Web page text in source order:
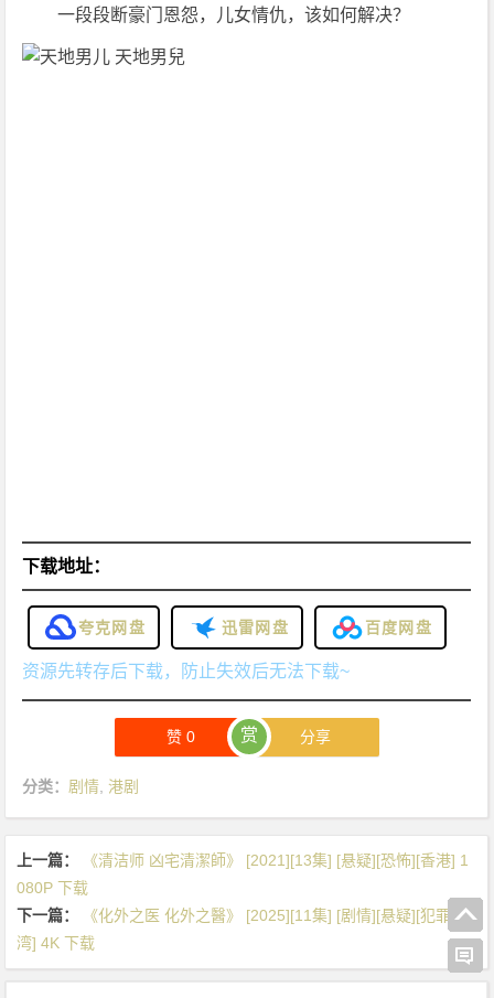
一段段断豪门恩怨，儿女情仇，该如何解决？
下载地址：
夸克网盘 迅雷网盘 百度网盘
资源先转存后下载，防止失效后无法下载~
赞0 赏 分享
分类： 剧情 ,港剧
上一篇：
《清洁师 凶宅清潔師》 [2021][13集] [悬疑][恐怖][香港] 1
080P 下载
下一篇：
《化外之医 化外之醫》 [2025][11集] [剧情][悬疑][犯罪][台
湾] 4K 下载